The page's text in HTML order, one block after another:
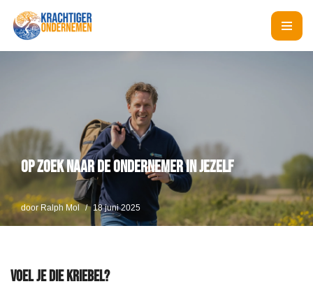
Ga
naar
Op zoek naar de ondernemer in jezelf
door Ralph Mol 18 juni 2025
Voel je die kriebel?